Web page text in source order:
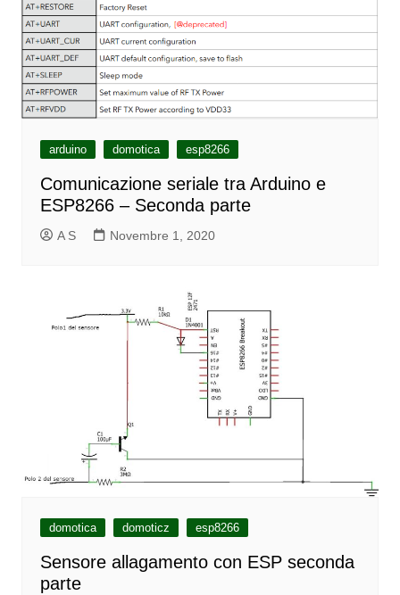
arduino domotica esp8266
Comunicazione seriale tra Arduino e
ESP8266 – Seconda parte
A S Novembre 1, 2020
domotica domoticz esp8266
Sensore allagamento con ESP seconda
parte